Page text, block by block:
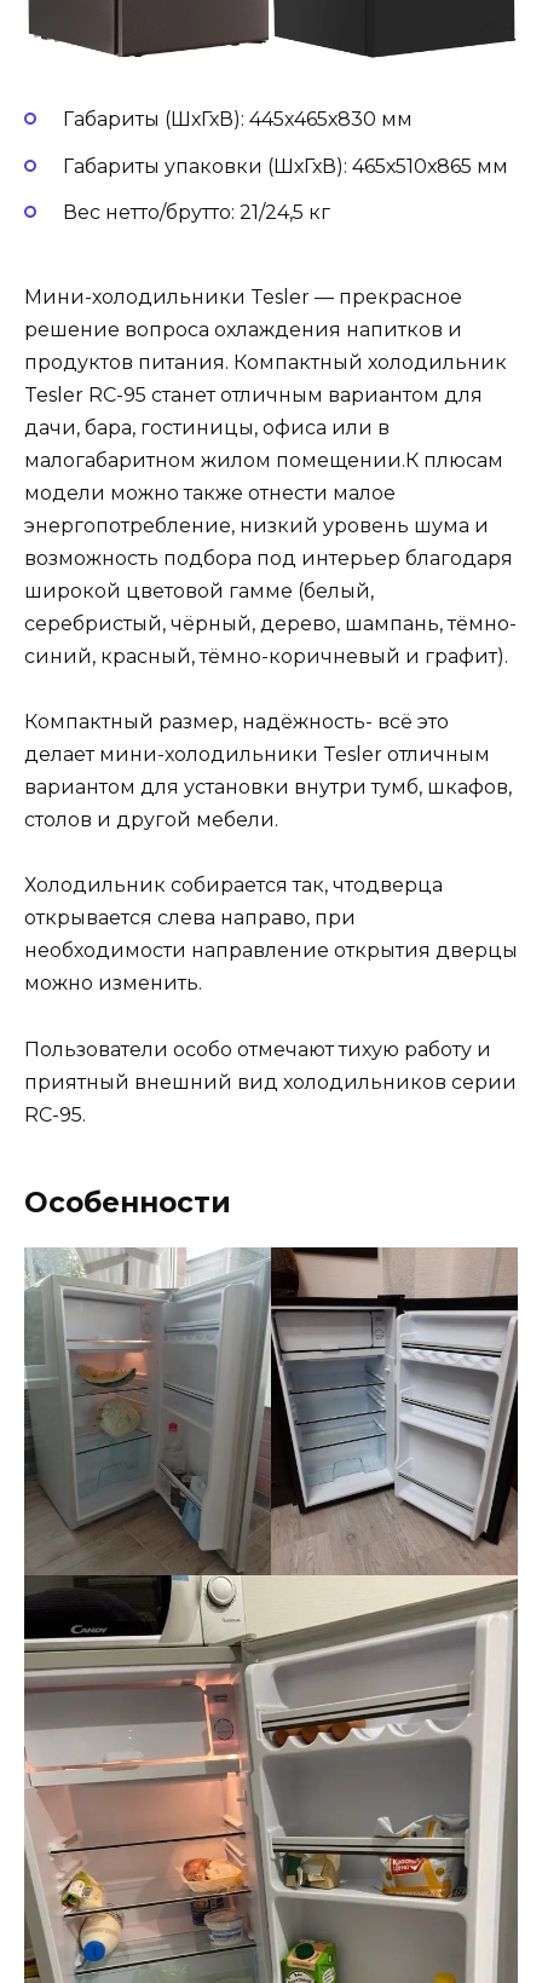
Габариты (ШхГхВ): 445х465х830 мм
Габариты упаковки (ШхГхВ): 465х510х865 мм
Вес нетто/брутто: 21/24,5 кг
Мини-холодильники Tesler — прекрасное
решение вопроса охлаждения напитков и
продуктов питания. Компактный холодильник
Tesler RC-95 станет отличным вариантом для
дачи, бара, гостиницы, офиса или в
малогабаритном жилом помещении.К плюсам
модели можно также отнести малое
энергопотребление, низкий уровень шума и
возможность подбора под интерьер благодаря
широкой цветовой гамме (белый,
серебристый, чёрный, дерево, шампань, тёмно-
синий, красный, тёмно-коричневый и графит).
Компактный размер, надёжность- всё это
делает мини-холодильники Tesler отличным
вариантом для установки внутри тумб, шкафов,
столов и другой мебели.
Холодильник собирается так, чтодверца
открывается слева направо, при
необходимости направление открытия дверцы
можно изменить.
Пользователи особо отмечают тихую работу и
приятный внешний вид холодильников серии
RC-95.
Особенности